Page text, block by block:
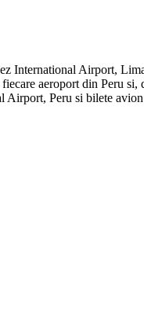
International Airport,
aeroport din Peru
Airport, Peru si bilete